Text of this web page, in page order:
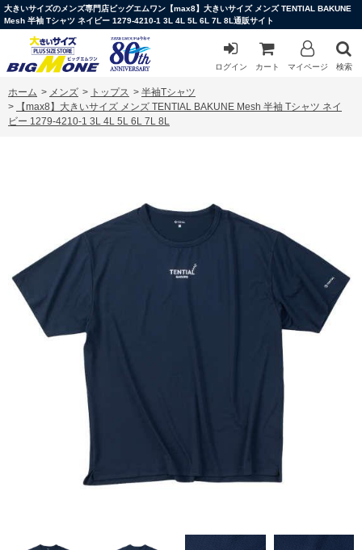
大きいサイズのメンズ専門店ビッグエムワン【max8】大きいサイズ メンズ TENTIAL BAKUNE
Mesh 半袖 Tシャツ ネイビー 1279-4210-1 3L 4L 5L 6L 7L 8L通販サイト
ログイン カート マイページ 検索
ホーム > メンズ > トップス > 半袖Tシャツ
>
【max8】大きいサイズ メンズ TENTIAL BAKUNE Mesh 半袖 Tシャツ ネイ
ビー 1279-4210-1 3L 4L 5L 6L 7L 8L